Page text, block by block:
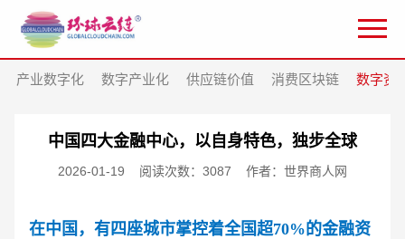
产业数字化 数字产业化 供应链价值 消费区块链 数字资
中国四大金融中心，以自身特色，独步全球
2026-01-19 阅读次数：3087 作者：世界商人网
在中国，有四座城市掌控着全国超70%的金融资